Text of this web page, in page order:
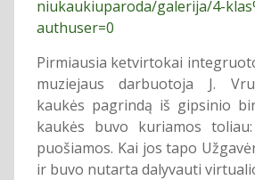
niukaukiuparoda/galerija/4-
authuser=0
Pirmiausia ketvirtokai
muziejaus darbuotoja J.
kaukės pagrindą iš gipsinio
kaukės buvo kuriamos
puošiamos. Kai jos tapo
ir buvo nutarta dalyvauti